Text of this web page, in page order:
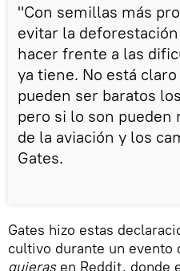
"Con semillas más
evitar la
hacer frente a las
ya tiene. No está
pueden ser baratos
pero si lo son
de la aviación y los
Gates.
Gates hizo estas
cultivo durante un evento
quierasen Reddit, donde